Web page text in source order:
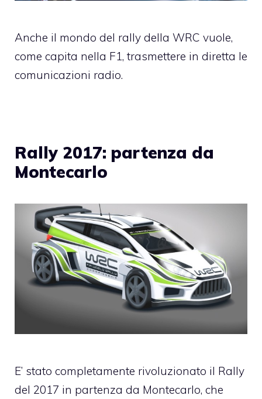
Anche il mondo del rally della WRC vuole,
come capita nella F1, trasmettere in diretta le
comunicazioni radio.
Rally 2017: partenza da
Montecarlo
E’ stato completamente rivoluzionato il Rally
del 2017 in partenza da Montecarlo, che